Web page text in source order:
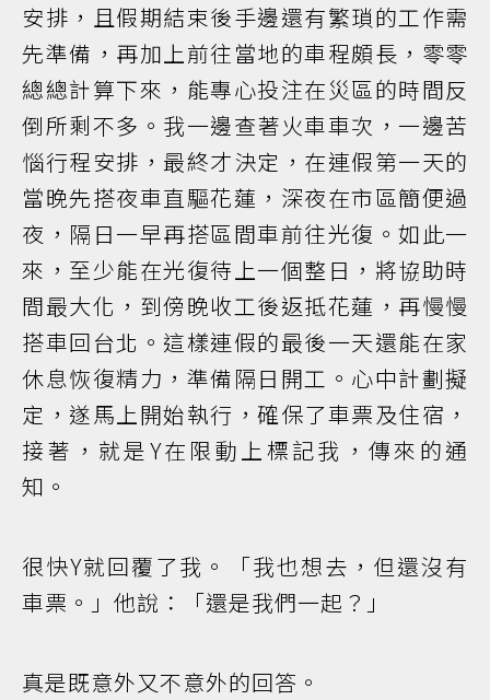
安排，且假期結束後手邊還有繁瑣的工作需
先準備，再加上前往當地的車程頗長，零零
總總計算下來，能專心投注在災區的時間反
倒所剩不多。我一邊查著火車車次，一邊苦
惱行程安排，最終才決定，在連假第一天的
當晚先搭夜車直驅花蓮，深夜在市區簡便過
夜，隔日一早再搭區間車前往光復。如此一
來，至少能在光復待上一個整日，將協助時
間最大化，到傍晚收工後返抵花蓮，再慢慢
搭車回台北。這樣連假的最後一天還能在家
休息恢復精力，準備隔日開工。心中計劃擬
定，遂馬上開始執行，確保了車票及住宿，
接著，就是Y在限動上標記我，傳來的通
知。
很快Y就回覆了我。「我也想去，但還沒有
車票。」他說：「還是我們一起？」
真是既意外又不意外的回答。